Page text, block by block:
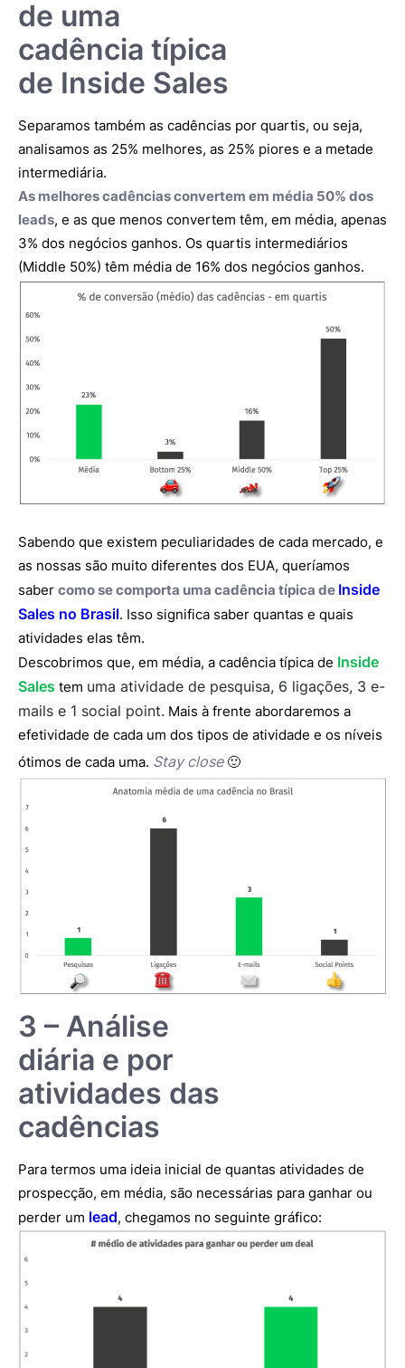
de uma
cadência típica
de Inside Sales
Separamos também as cadências por quartis, ou seja,
analisamos as 25% melhores, as 25% piores e a metade
intermediária.
As melhores cadências convertem em média 50% dos
leads, e as que menos convertem têm, em média, apenas
3% dos negócios ganhos. Os quartis intermediários
(Middle 50%) têm média de 16% dos negócios ganhos.
Sabendo que existem peculiaridades de cada mercado, e
as nossas são muito diferentes dos EUA, queríamos
saber como se comporta uma cadência típica de Inside
Sales no Brasil. Isso significa saber quantas e quais
atividades elas têm.
Descobrimos que, em média, a cadência típica de Inside
Sales tem uma atividade de pesquisa, 6 ligações, 3 e-
mails e 1 social point. Mais à frente abordaremos a
efetividade de cada um dos tipos de atividade e os níveis
ótimos de cada uma. Stay close🙂
3 – Análise
diária e por
atividades das
cadências
Para termos uma ideia inicial de quantas atividades de
prospecção, em média, são necessárias para ganhar ou
perder um lead, chegamos no seguinte gráfico: